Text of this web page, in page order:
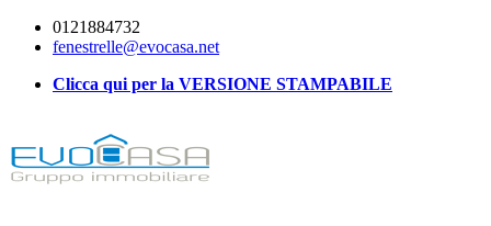
0121884732
fenestrelle@evocasa.net
Clicca qui per la VERSIONE STAMPABILE